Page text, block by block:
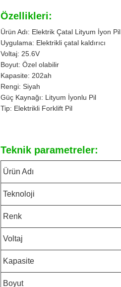
Özellikleri:
Ürün Adı: Elektrik Çatal Lityum İyon Pil
Uygulama: Elektrikli çatal kaldırıcı
Voltaj: 25.6V
Boyut: Özel olabilir
Kapasite: 202ah
Rengi: Siyah
Güç Kaynağı: Lityum İyonlu Pil
Tip: Elektrikli Forklift Pil
Teknik parametreler:
Ürün Adı
Teknoloji
Renk
Voltaj
Kapasite
Boyut